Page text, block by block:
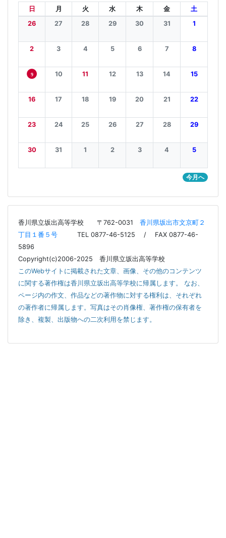
日 月 火 水 木 金
土
26
27 28 29 30 31 1
2 3 4 5 6 7 8
9 10 11 12 13 14 15
16 17 18 19 20 21 22
23 24 25 26 27 28 29
30 31 1 2 3 4 5
今月へ
香川県立坂出高等学校 〒762-0031 香川県坂出市文京町２
丁目１番５号 TEL 0877-46-5125 / FAX 0877-46-
5896
Copyright(c)2006-2025 香川県立坂出高等学校
このWebサイトに掲載された文章、画像、その他のコンテンツ
に関する著作権は香川県立坂出高等学校に帰属します。 なお、
ページ内の作文、作品などの著作物に対する権利は、それぞれ
の著作者に帰属します。写真はその肖像権、著作権の保有者を
除き、複製、出版物への二次利用を禁じます。